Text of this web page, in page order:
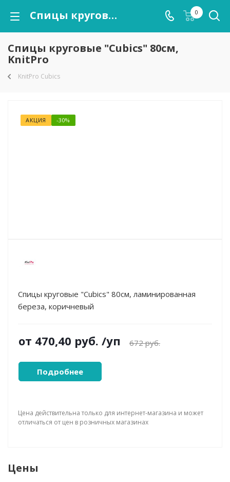
Спицы круговые "Cubics" 80см, KnitPro 0
Спицы круговые "Cubics" 80см,
KnitPro
KnitPro Cubics
АКЦИЯ -30%
Спицы круговые "Cubics" 80см, ламинированная
береза, коричневый
от 470,40 руб. /уп 672 руб.
Подробнее
Цена действительна только для интернет-магазина и может
отличаться от цен в розничных магазинах
Цены